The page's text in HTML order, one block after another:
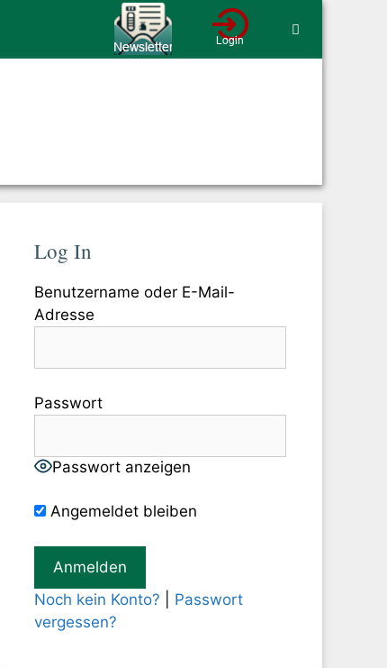
Log In
Benutzername oder E-Mail-
Adresse
Passwort
Passwort anzeigen
Angemeldet bleiben
Noch kein Konto?
Passwort
vergessen?